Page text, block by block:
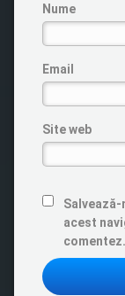
Nume
Email
Site web
acest
comentez.